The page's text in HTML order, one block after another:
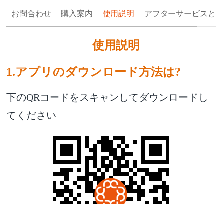
お問合わせ 購入案内 使用説明 アフターサービスと
使用説明
1.アプリのダウンロード方法は?
下のQRコードをスキャンしてダウンロードし
てください